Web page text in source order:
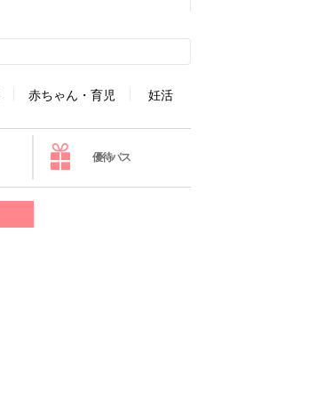
赤ちゃん・育児 妊活
優待パス